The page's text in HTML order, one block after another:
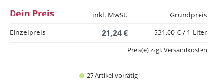
Dein Preis inkl. MwSt.
Grundpreis
Einzelpreis
21,24 € 531,00 € / 1 Liter
27 Artikel vorrätig
Preis(e) zzgl. Versandkosten